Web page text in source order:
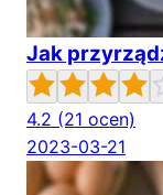
Jak
4.2 (21 ocen)
2023-03-21